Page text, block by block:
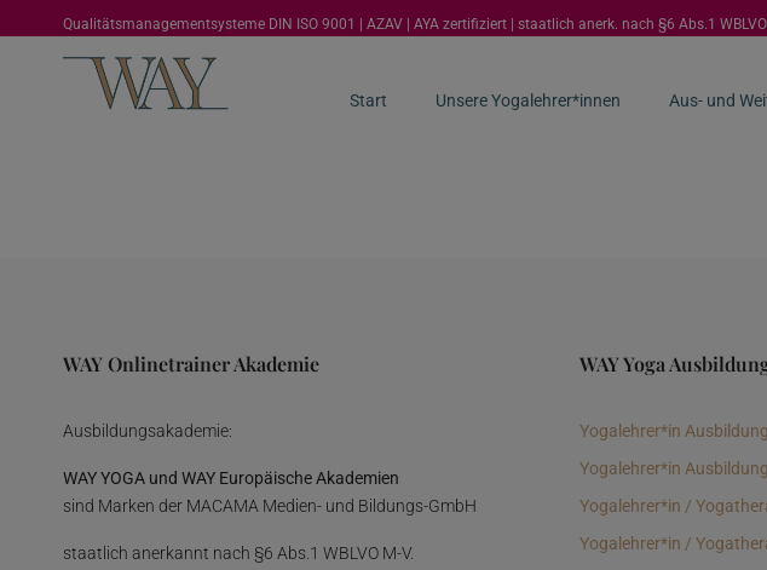
Qualitätsmanagementsysteme DIN ISO 9001 | AZAV | AYA zertifiziert | staatlich anerk. nach §6 Abs.1 WBLVO
Start Unsere Yogalehrer*innen Aus- und
WAY Onlinetrainer Akademie
Ausbildungsakademie:
WAY YOGA und WAY Europäische Akademien
sind Marken der MACAMA Medien- und Bildungs-GmbH
staatlich anerkannt nach §6 Abs.1 WBLVO M-V.
WAY Yoga
Yogalehrer*in
Yogalehrer*in
Yogalehrer*in /
Yogalehrer*in /